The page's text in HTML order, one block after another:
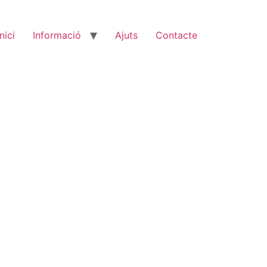
Informació Ajuts Contacte